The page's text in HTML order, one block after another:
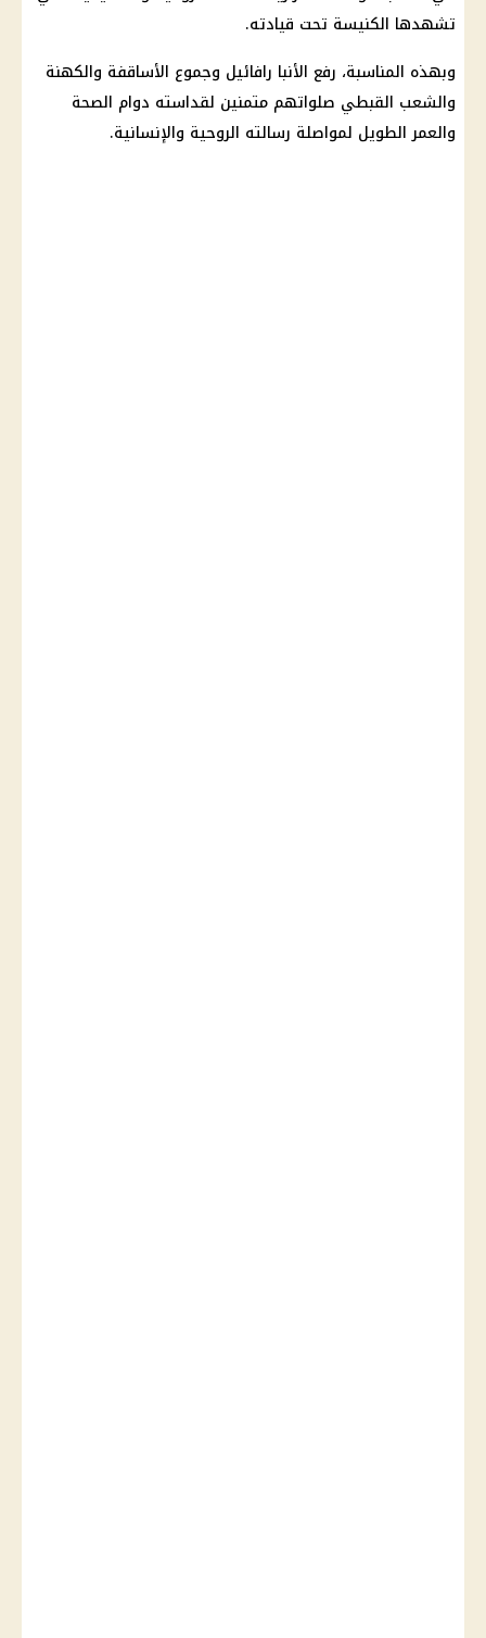
تشهدها الكنيسة تحت قيادته.
وبهذه المناسبة، رفع الأنبا رافائيل وجموع الأساقفة والكهنة
والشعب القبطي صلواتهم متمنين لقداسته دوام الصحة
والعمر الطويل لمواصلة رسالته الروحية والإنسانية.